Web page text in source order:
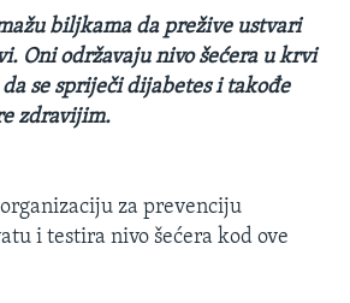
biljkama da prežive ustvari
Oni održavaju nivo šećera u krvi
se spriječi dijabetes i takođe
zdravijim.
za prevenciju
i testira nivo šećera kod ove